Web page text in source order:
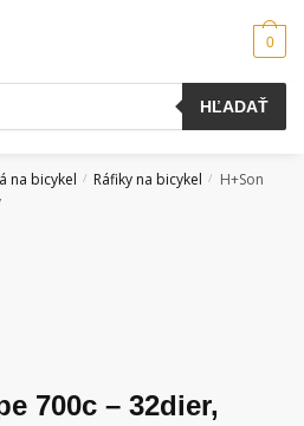
HĽADAŤ
0
na bicykel / Ráfiky na bicykel /
H+Son
700c – 32dier,